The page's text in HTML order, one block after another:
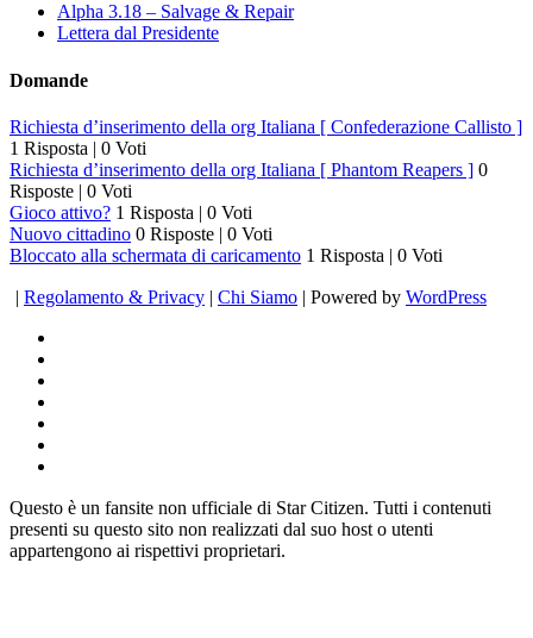
Alpha 3.18 – Salvage & Repair
Lettera dal Presidente
Domande
Richiesta d’inserimento della org Italiana [ Confederazione Callisto ]
1 Risposta | 0 Voti
Richiesta d’inserimento della org Italiana [ Phantom Reapers ] 0
Risposte | 0 Voti
Gioco attivo? 1 Risposta | 0 Voti
Nuovo cittadino 0 Risposte | 0 Voti
Bloccato alla schermata di caricamento 1 Risposta | 0 Voti
| Regolamento & Privacy | Chi Siamo | Powered by WordPress
Questo è un fansite non ufficiale di Star Citizen. Tutti i contenuti
presenti su questo sito non realizzati dal suo host o utenti
appartengono ai rispettivi proprietari.